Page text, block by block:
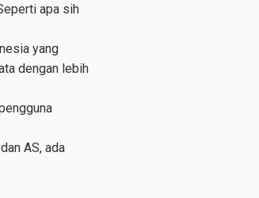
apa sih
yang
dengan lebih
AS, ada